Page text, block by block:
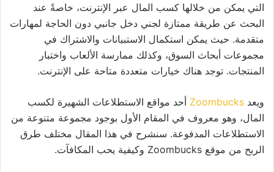
التي يمكن من خلالها كسب المال عبر الإنترنت، خاصةً عند
البحث عن طريقة ممتازة لجني دخل جانبي دون الحاجة لمهارات
متقدمة. حيث يمكن استكمال الاستبيانات والاشتراك في
مجموعات أبحاث السوق، وكذلك ممارسة الألعاب واختبار
المنتجات. توجد هناك خيارات متعددة متاحة على الإنترنت.
ويعد Zoombucks أحد مواقع الاستطلاعات الشهيرة لكسب
المال، وهو معروف في المقام الأول بوجود مجموعة متنوعة من
الاستطلاعات المدفوعة. سنشرح في هذا المقال مختلف طرق
الربح من موقع Zoombucks وكيفية يحب المكافآت.